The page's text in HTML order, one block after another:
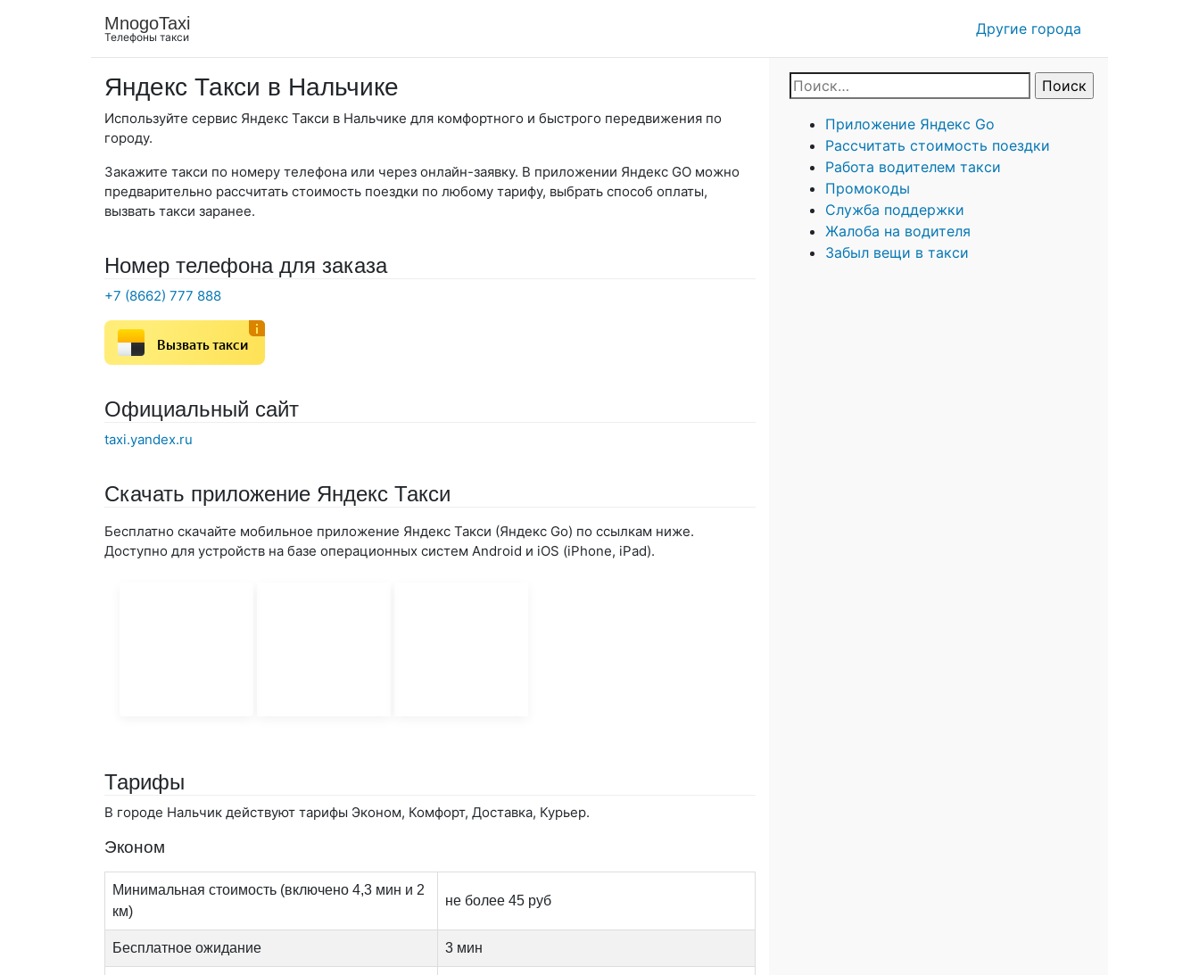
MnogoTaxi
Телефоны такси Другие города
Яндекс Такси в Нальчике
Используйте сервис Яндекс Такси в Нальчике для комфортного и быстрого передвижения по
городу.
Закажите такси по номеру телефона или через онлайн-заявку. В приложении Яндекс GO можно
предварительно рассчитать стоимость поездки по любому тарифу, выбрать способ оплаты,
вызвать такси заранее.
Номер телефона для заказа
+7 (8662) 777 888
Вызвать такси
Официальный сайт
taxi.yandex.ru
Скачать приложение Яндекс Такси
Бесплатно скачайте мобильное приложение Яндекс Такси (Яндекс Go) по ссылкам ниже.
Доступно для устройств на базе операционных систем Android и iOS (iPhone, iPad).
Тарифы
В городе Нальчик действуют тарифы Эконом, Комфорт, Доставка, Курьер.
Эконом
Минимальная стоимость (включено 4,3 мин и 2
км)
не более 45 руб
Бесплатное ожидание 3 мин
Приложение Яндекс Go
Рассчитать стоимость поездки
Работа водителем такси
Промокоды
Служба поддержки
Жалоба на водителя
Забыл вещи в такси